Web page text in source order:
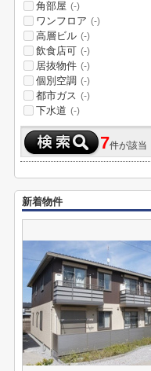
角部屋 (-)
ワンフロア (-)
高層ビル (-)
飲食店可 (-)
居抜物件 (-)
個別空調 (-)
都市ガス (-)
下水道 (-)
7件が該当
新着物件